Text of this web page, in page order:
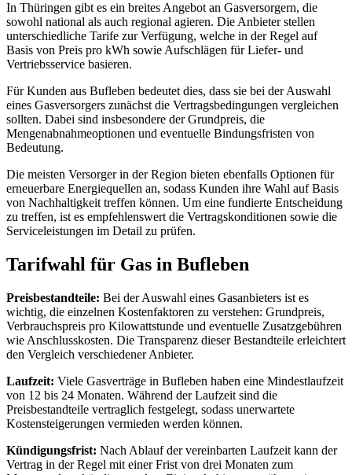
In Thüringen gibt es ein breites Angebot an Gasversorgern, die
sowohl national als auch regional agieren. Die Anbieter stellen
unterschiedliche Tarife zur Verfügung, welche in der Regel auf
Basis von Preis pro kWh sowie Aufschlägen für Liefer- und
Vertriebsservice basieren.
Für Kunden aus Bufleben bedeutet dies, dass sie bei der Auswahl
eines Gasversorgers zunächst die Vertragsbedingungen vergleichen
sollten. Dabei sind insbesondere der Grundpreis, die
Mengenabnahmeoptionen und eventuelle Bindungsfristen von
Bedeutung.
Die meisten Versorger in der Region bieten ebenfalls Optionen für
erneuerbare Energiequellen an, sodass Kunden ihre Wahl auf Basis
von Nachhaltigkeit treffen können. Um eine fundierte Entscheidung
zu treffen, ist es empfehlenswert die Vertragskonditionen sowie die
Serviceleistungen im Detail zu prüfen.
Tarifwahl für Gas in Bufleben
Preisbestandteile: Bei der Auswahl eines Gasanbieters ist es
wichtig, die einzelnen Kostenfaktoren zu verstehen: Grundpreis,
Verbrauchspreis pro Kilowattstunde und eventuelle Zusatzgebühren
wie Anschlusskosten. Die Transparenz dieser Bestandteile erleichtert
den Vergleich verschiedener Anbieter.
Laufzeit: Viele Gasverträge in Bufleben haben eine Mindestlaufzeit
von 12 bis 24 Monaten. Während der Laufzeit sind die
Preisbestandteile vertraglich festgelegt, sodass unerwartete
Kostensteigerungen vermieden werden können.
Kündigungsfrist: Nach Ablauf der vereinbarten Laufzeit kann der
Vertrag in der Regel mit einer Frist von drei Monaten zum